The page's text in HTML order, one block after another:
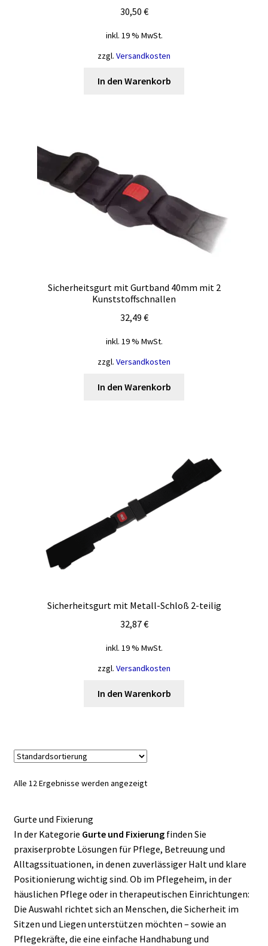
30,50 €
inkl. 19 % MwSt.
zzgl. Versandkosten
In den Warenkorb
Sicherheitsgurt mit Gurtband 40mm mit 2
Kunststoffschnallen
32,49 €
inkl. 19 % MwSt.
zzgl. Versandkosten
In den Warenkorb
Sicherheitsgurt mit Metall-Schloß 2-teilig
32,87€
inkl. 19 % MwSt.
zzgl. Versandkosten
In den Warenkorb
Alle 12 Ergebnisse werden angezeigt
Gurte und Fixierung
In der Kategorie Gurte und Fixierungfinden Sie
praxiserprobte Lösungen für Pflege, Betreuung und
Alltagssituationen, in denen zuverlässiger Halt und klare
Positionierung wichtig sind. Ob im Pflegeheim, in der
häuslichen Pflege oder in therapeutischen Einrichtungen:
Die Auswahl richtet sich an Menschen, die Sicherheit im
Sitzen und Liegen unterstützen möchten – sowie an
Pflegekräfte, die eine einfache Handhabung und